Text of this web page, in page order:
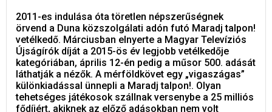
2011-es indulása óta töretlen népszerűségnek
örvend a Duna közszolgálati adón futó Maradj talpon!
vetélkedő. Márciusban elnyerte a Magyar Televíziós
Újságírók díját a 2015-ös év legjobb vetélkedője
kategóriában, április 12-én pedig a műsor 500. adását
láthatják a nézők. A mérföldkövet egy „vigaszágas”
különkiadással ünnepli a Maradj talpon!. Olyan
tehetséges játékosok szállnak versenybe a 25 milliós
fődíjért, akiknek az előző adásokban nem volt